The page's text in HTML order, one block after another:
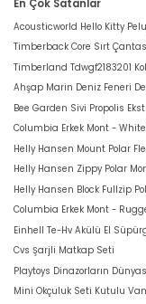
En Çok Satanlar
Acousticworld Hello Kitty
Timberback Core Sırt
Timberland Tdwgf2183201
Ahşap Marin Deniz Feneri
Bee Garden Sivi Propolis
Columbia Erkek Mont -
Helly Hansen Mount Polar
Helly Hansen Zippy Polar
Helly Hansen Block Fullzip
Columbia Erkek Mont -
Einhell Te-Hv Akülü El
Cvs Şarjli Matkap Seti
Playtoys Dinazorların
Mini Okçuluk Seti Kutulu